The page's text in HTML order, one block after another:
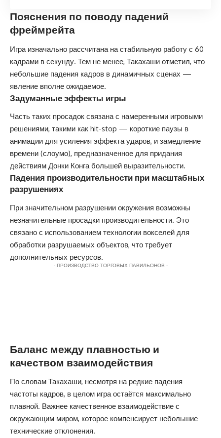
Пояснения по поводу падений
фреймрейта
Игра изначально рассчитана на стабильную работу с 60
кадрами в секунду. Тем не менее, Такахаши отметил, что
небольшие падения кадров в динамичных сценах —
явление вполне ожидаемое.
Задуманные эффекты игры
Часть таких просадок связана с намеренными игровыми
решениями, такими как hit-stop — короткие паузы в
анимации для усиления эффекта ударов, и замедление
времени (слоумо), предназначенное для придания
действиям Донки Конга большей выразительности.
Падения производительности при масштабных
разрушениях
При значительном разрушении окружения возможны
незначительные просадки производительности. Это
связано с использованием технологии вокселей для
обработки разрушаемых объектов, что требует
дополнительных ресурсов.
- ПРОИЗВОДСТВО ТОРГОВЫХ ПАВИЛЬОНОВ -
Баланс между плавностью и
качеством взаимодействия
По словам Такахаши, несмотря на редкие падения
частоты кадров, в целом игра остаётся максимально
плавной. Важнее качественное взаимодействие с
окружающим миром, которое компенсирует небольшие
технические отклонения.